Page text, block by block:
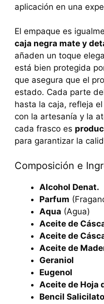
aplicación en una
El empaque es
caja negra mate y
añaden un toque
está bien protegida
que asegura que el
estado. Cada parte
hasta la caja, refleja
con la artesanía y la
cada frasco es
para garantizar la
Composición e
Alcohol Denat.
Parfum
Aqua (Agua)
Aceite de
Aceite de
Aceite de
Geraniol
Eugenol
Aceite de Hoja
Bencil Salicilato